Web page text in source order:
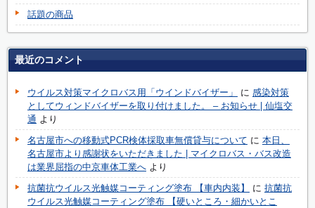
話題の商品
最近のコメント
ウイルス対策マイクロバス用「ウインドバイザー」 に 感染対策
としてウィンドバイザーを取り付けました。 – お知らせ | 仙塩交
通 より
名古屋市への移動式PCR検体採取車無償貸与について に 本日、
名古屋市より感謝状をいただきました | マイクロバス・バス改造
は業界屈指の中京車体工業へ より
抗菌抗ウイルス光触媒コーティング塗布 【車内内装】
に 抗菌抗
ウイルス光触媒コーティング塗布 【硬いところ・細かいとこ